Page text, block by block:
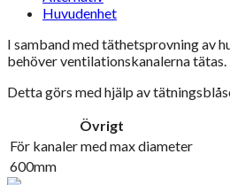
Huvudenhet
I samband med täthetsprovning av
behöver ventilationskanalerna tätas.
Detta görs med hjälp av
Övrigt
För kanaler med max diameter
600mm